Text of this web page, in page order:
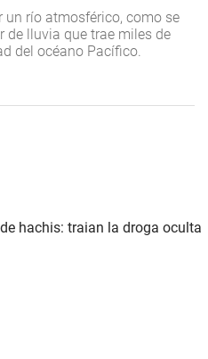
un río atmosférico, como se
de lluvia que trae miles de
del océano Pacífico.